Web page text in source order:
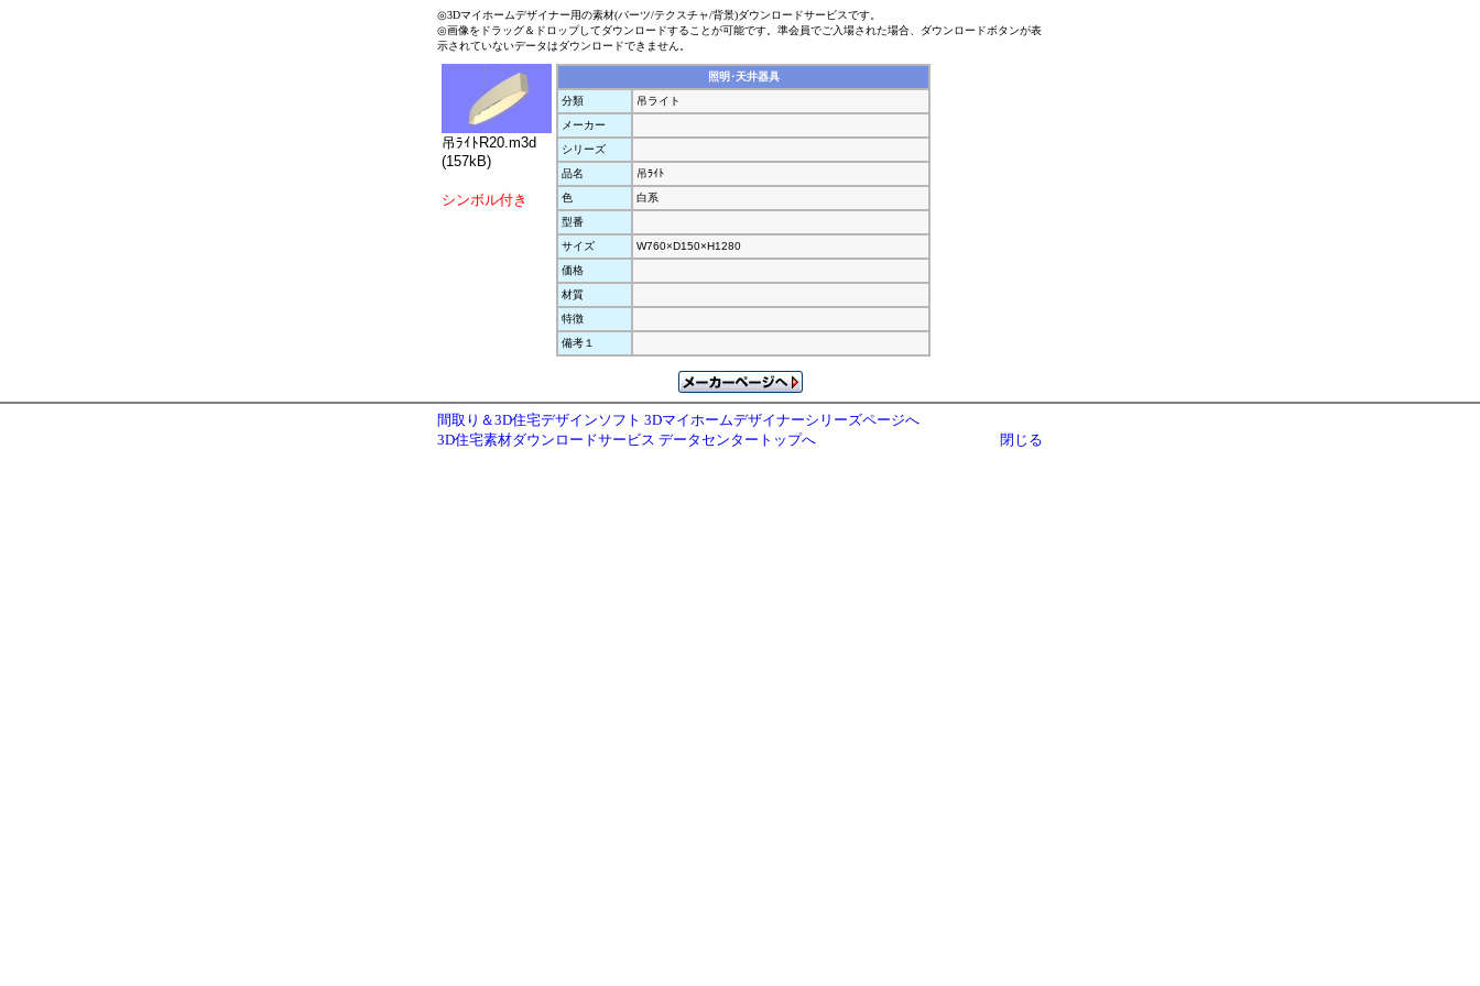
◎3Dマイホームデザイナー用の素材(パーツ/テクスチャ/背景)ダウンロードサービスです。
◎画像をドラッグ＆ドロップしてダウンロードすることが可能です。準会員でご入場された場合、ダウンロードボタンが表
示されていないデータはダウンロードできません。
吊ﾗｲﾄR20.m3d
(157kB)
シンボル付き
照明･天井器具
分類
吊ライト
メーカー
シリーズ
品名
吊ﾗｲﾄ
色
白系
型番
サイズ
W760×D150×H1280
価格
材質
特徴
備考１
間取り＆3D住宅デザインソフト 3Dマイホームデザイナーシリーズページへ
3D住宅素材ダウンロードサービス データセンタートップへ
閉じる